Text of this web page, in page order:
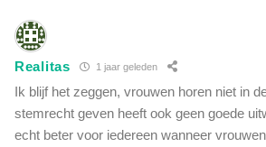
Realitas 1 jaar geleden
Ik blijf het zeggen, vrouwen horen niet in
stemrecht geven heeft ook geen goede
echt beter voor iedereen wanneer